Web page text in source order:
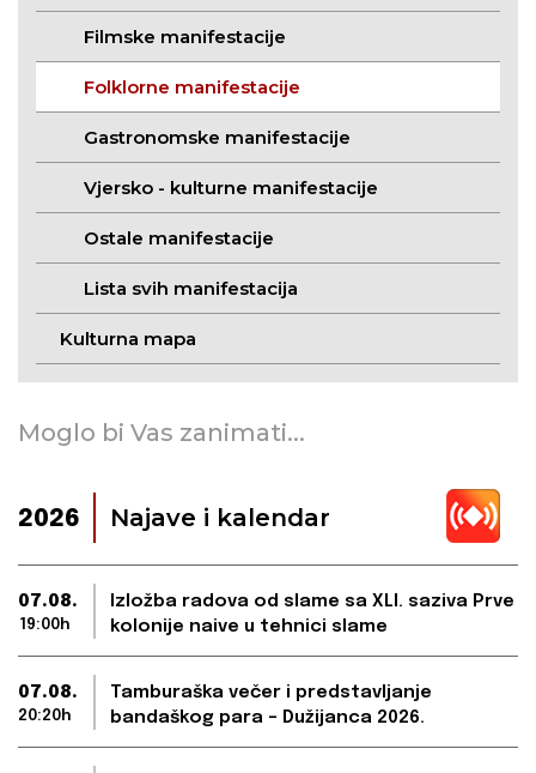
Filmske manifestacije
Folklorne manifestacije
Gastronomske manifestacije
Vjersko - kulturne manifestacije
Ostale manifestacije
Lista svih manifestacija
Kulturna mapa
Moglo bi Vas zanimati...
2026 Najave i kalendar
07.08.
19:00h
Izložba radova od slame sa XLI. saziva Prve
kolonije naive u tehnici slame
07.08.
20:20h
Tamburaška večer i predstavljanje
bandaškog para – Dužijanca 2026.